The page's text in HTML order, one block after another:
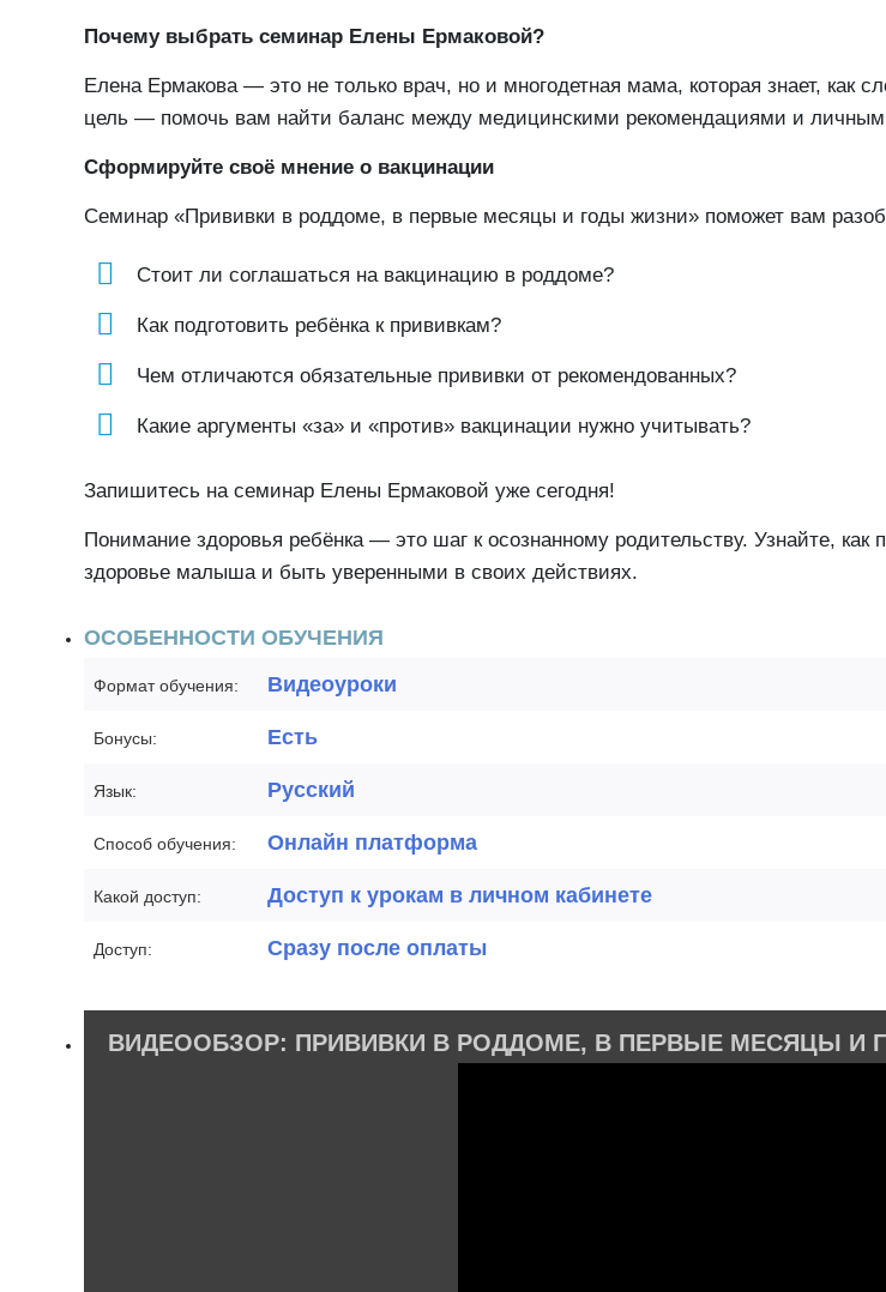
Почему выбрать семинар Елены Ермаковой?
Елена Ермакова — это не только врач, но и многодетная мама, которая знает, как
цель — помочь вам найти баланс между медицинскими рекомендациями и
Сформируйте своё мнение о вакцинации
Семинар «Прививки в роддоме, в первые месяцы и годы жизни» поможет вам
Стоит ли соглашаться на вакцинацию в роддоме?
Как подготовить ребёнка к прививкам?
Чем отличаются обязательные прививки от рекомендованных?
Какие аргументы «за» и «против» вакцинации нужно учитывать?
Запишитесь на семинар Елены Ермаковой уже сегодня!
Понимание здоровья ребёнка — это шаг к осознанному родительству. Узнайте,
здоровье малыша и быть уверенными в своих действиях.
ОСОБЕННОСТИ ОБУЧЕНИЯ
Формат обучения: Видеоуроки
Бонусы: Есть
Язык: Русский
Способ обучения: Онлайн платформа
Какой доступ: Доступ к урокам в личном кабинете
Доступ: Сразу после оплаты
ВИДЕООБЗОР: ПРИВИВКИ В РОДДОМЕ, В ПЕРВЫЕ МЕСЯЦЫ И